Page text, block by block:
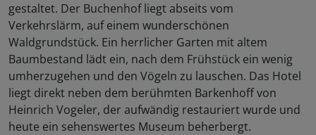
gestaltet. Der Buchenhof liegt abseits vom
Verkehrslärm, auf einem wunderschönen
Waldgrundstück. Ein herrlicher Garten mit altem
Baumbestand lädt ein, nach dem Frühstück ein wenig
umherzugehen und den Vögeln zu lauschen. Das Hotel
liegt direkt neben dem berühmten Barkenhoff von
Heinrich Vogeler, der aufwändig restauriert wurde und
heute ein sehenswertes Museum beherbergt.